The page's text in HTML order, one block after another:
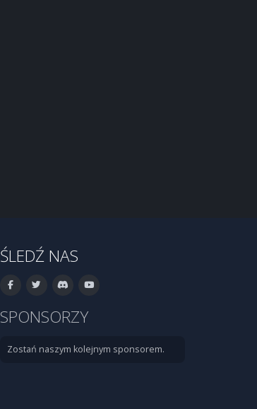
ŚLEDŹ NAS
SPONSORZY
Zostań naszym kolejnym sponsorem.